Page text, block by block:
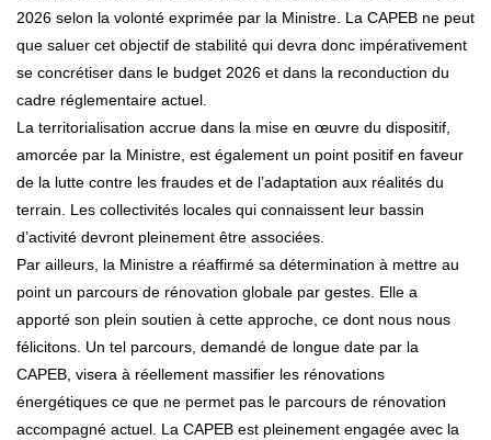
2026 selon la volonté exprimée par la Ministre. La CAPEB ne peut
que saluer cet objectif de stabilité qui devra donc impérativement
se concrétiser dans le budget 2026 et dans la reconduction du
cadre réglementaire actuel.
La territorialisation accrue dans la mise en œuvre du dispositif,
amorcée par la Ministre, est également un point positif en faveur
de la lutte contre les fraudes et de l’adaptation aux réalités du
terrain. Les collectivités locales qui connaissent leur bassin
d’activité devront pleinement être associées.
Par ailleurs, la Ministre a réaffirmé sa détermination à mettre au
point un parcours de rénovation globale par gestes. Elle a
apporté son plein soutien à cette approche, ce dont nous nous
félicitons. Un tel parcours, demandé de longue date par la
CAPEB, visera à réellement massifier les rénovations
énergétiques ce que ne permet pas le parcours de rénovation
accompagné actuel. La CAPEB est pleinement engagée avec la